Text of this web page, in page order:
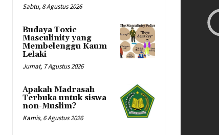
Sabtu, 8 Agustus 2026
Budaya Toxic
Masculinity yang
Membelenggu Kaum
Lelaki
Jumat, 7 Agustus 2026
Apakah Madrasah
Terbuka untuk siswa
non-Muslim?
Kamis, 6 Agustus 2026